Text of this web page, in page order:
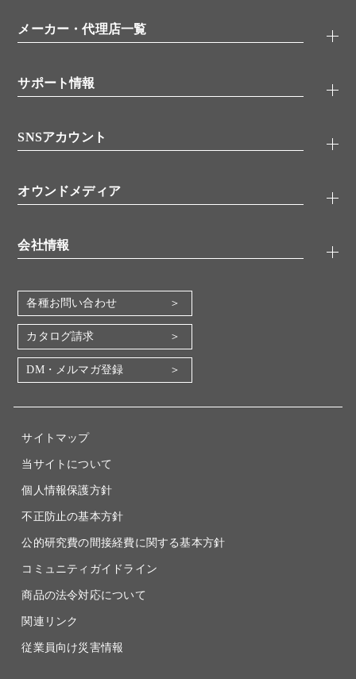
ウェビナー （オンラインセミナー）
学会・展示スケジュール
抗体
シグナル伝達
糖類／レクチン
分子生物
バイオメディカル(環境・食品)
機器・消耗品
メーカー・代理店一覧
代理店
サポート情報
アプリケーションノート
書類ダウンロード
SNSアカウント
YouTube
オウンドメディア
会社情報
会社概要
地図・アクセス（本社）
IR情報
電子公告
各種お問い合わせ
カタログ請求
DM・メルマガ登録
サイトマップ
当サイトについて
個人情報保護方針
不正防止の基本方針
公的研究費の間接経費に関する基本方針
コミュニティガイドライン
商品の法令対応について
関連リンク
従業員向け災害情報